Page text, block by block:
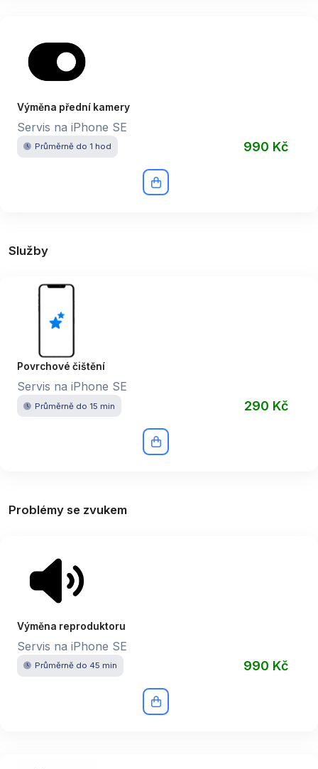
Výměna přední kamery
Servis na iPhone SE
Průměrně do 1 hod 990 Kč
Služby
Povrchové čištění
Servis na iPhone SE
Průměrně do 15 min 290 Kč
Problémy se zvukem
Výměna reproduktoru
Servis na iPhone SE
Průměrně do 45 min 990 Kč